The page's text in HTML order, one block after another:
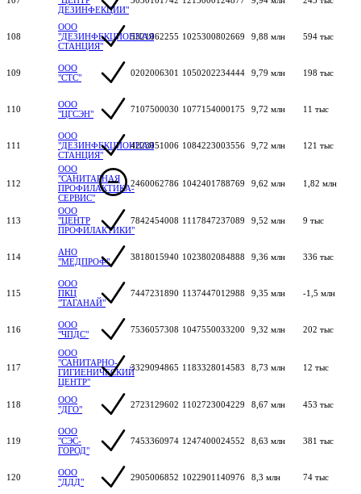
ДЕЗИНФЕКЦИИ"
108
ООО
"ДЕЗИНФЕКЦИОННАЯ
СТАНЦИЯ"
5321062255 1025300802669 9,88 млн 594 тыс
109
ООО
"СТС"
0202006301 1050202234444 9,79 млн 198 тыс
110
ООО
"ЦГСЭН"
7107500030 1077154000175 9,72 млн 11 тыс
111
ООО
"ДЕЗИНФЕКЦИОННАЯ
СТАНЦИЯ"
4223051006 1084223003556 9,72 млн 121 тыс
112
ООО
"САНИТАРНАЯ
ПРОФИЛАКТИКА-
СЕРВИС"
2460062786 1042401788769 9,62 млн 1,82 млн
113
ООО
"ЦЕНТР
ПРОФИЛАКТИКИ"
7842454008 1117847237089 9,52 млн 9 тыс
114
АНО
"МЕДПРОФ"
3818015940 1023802084888 9,36 млн 336 тыс
115
ООО
ПКЦ
"ТАГАНАЙ"
7447231890 1137447012988 9,35 млн -1,5 млн
116
ООО
"ЧПДС"
7536057308 1047550033200 9,32 млн 202 тыс
117
ООО
"САНИТАРНО-
ГИГИЕНИЧЕСКИЙ
ЦЕНТР"
3329094865 1183328014583 8,73 млн 12 тыс
118
ООО
"ДГО"
2723129602 1102723004229 8,67 млн 453 тыс
119
ООО
"СЭС-
ГОРОД"
7453360974 1247400024552 8,63 млн 381 тыс
120
ООО
"ДДД"
2905006852 1022901140976 8,3 млн 74 тыс